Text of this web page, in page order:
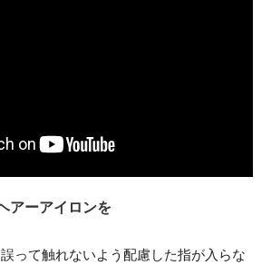
アーアイロンを
って触れないよう配慮した指が入らな